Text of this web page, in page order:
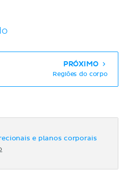
PRÓXIMO
Regiões do corpo
e planos corporais